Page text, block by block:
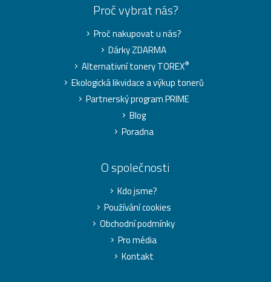
Proč vybrat nás?
Proč nakupovat u nás?
Dárky ZDARMA
Alternativní tonery TOREX®
Ekologická likvidace a výkup tonerů
Partnerský program PRIME
Blog
Poradna
O společnosti
Kdo jsme?
Používání cookies
Obchodní podmínky
Pro média
Kontakt